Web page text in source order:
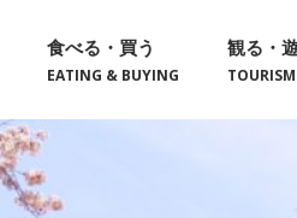
食べる・買う
EATING & BUYING
観る・